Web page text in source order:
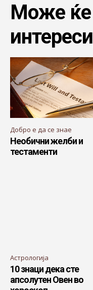
Може ќе
Добро е да се знае
Необични желби и
тестаменти
Астрологија
10 знаци дека сте
апсолутен Овен во